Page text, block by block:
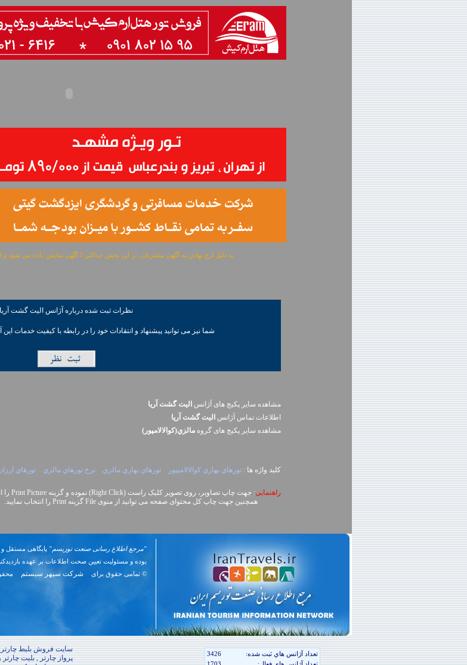
به دلیل ارج نهادن به آگهی مشتریان، در این بخش حداکثر 5 آگهی نمایش داده می شود و از پذیرش تعداد آگهی بیشتر معذوریم.
نظرات ثبت شده درباره آژانس اليت گشت آريا
شما نيز می توانيد پیشنهاد و انتقادات خود را در رابطه با کیفیت خدمات این
مشاهده سایر پکیج های آژانس اليت گشت آريا
اطلاعات تماس آژانس اليت گشت آريا
مشاهده سایر پکيج های گروه مالزي(کوالالامپور)
کلید واژه ها : تورهاي بهاري کوالالامپپور تورهاي بهاري مالزي نرخ تورهاي مالزي تورهاي
راهنمایی: جهت چاپ تصاویر، روی تصویر کلیک راست (Right Click) نموده و گزینه Print Picture را انتخاب نمایید.
همچنین جهت چاپ کل محتوای صفحه می توانید از منوی File گزینه Print را انتخاب نمایید.
"مرجع اطلاع رسانی صنعت توریسم" پایگاهی مستقل و
بوده و مسئوليت تعیین صحت اطلاعات بر عهده
© تمامی حقوق برای
شرکت سپهر سیستم
سایت فروش بلیط
پرواز چارتر , بلیت چارتر
3426
تعداد آژانس هاي ثبت شده: